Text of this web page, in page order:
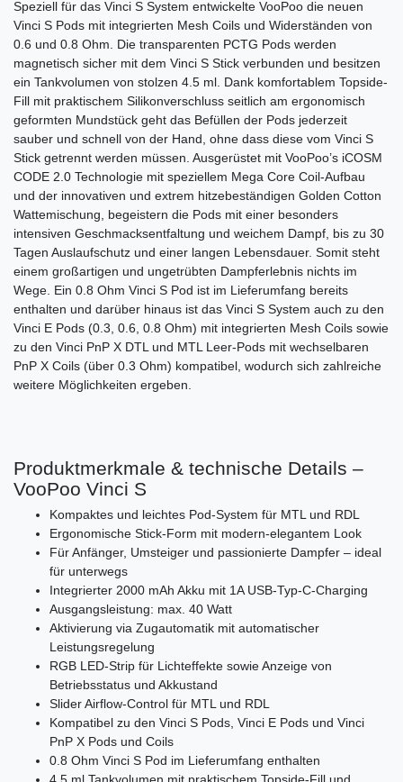
Speziell für das Vinci S System entwickelte VooPoo die neuen
Vinci S Pods mit integrierten Mesh Coils und Widerständen von
0.6 und 0.8 Ohm. Die transparenten PCTG Pods werden
magnetisch sicher mit dem Vinci S Stick verbunden und besitzen
ein Tankvolumen von stolzen 4.5 ml. Dank komfortablem Topside-
Fill mit praktischem Silikonverschluss seitlich am ergonomisch
geformten Mundstück geht das Befüllen der Pods jederzeit
sauber und schnell von der Hand, ohne dass diese vom Vinci S
Stick getrennt werden müssen. Ausgerüstet mit VooPoo’s iCOSM
CODE 2.0 Technologie mit speziellem Mega Core Coil-Aufbau
und der innovativen und extrem hitzebeständigen Golden Cotton
Wattemischung, begeistern die Pods mit einer besonders
intensiven Geschmacksentfaltung und weichem Dampf, bis zu 30
Tagen Auslaufschutz und einer langen Lebensdauer. Somit steht
einem großartigen und ungetrübten Dampferlebnis nichts im
Wege. Ein 0.8 Ohm Vinci S Pod ist im Lieferumfang bereits
enthalten und darüber hinaus ist das Vinci S System auch zu den
Vinci E Pods (0.3, 0.6, 0.8 Ohm) mit integrierten Mesh Coils sowie
zu den Vinci PnP X DTL und MTL Leer-Pods mit wechselbaren
PnP X Coils (über 0.3 Ohm) kompatibel, wodurch sich zahlreiche
weitere Möglichkeiten ergeben.
Produktmerkmale & technische Details –
VooPoo Vinci S
Kompaktes und leichtes Pod-System für MTL und RDL
Ergonomische Stick-Form mit modern-elegantem Look
Für Anfänger, Umsteiger und passionierte Dampfer – ideal
für unterwegs
Integrierter 2000 mAh Akku mit 1A USB-Typ-C-Charging
Ausgangsleistung: max. 40 Watt
Aktivierung via Zugautomatik mit automatischer
Leistungsregelung
RGB LED-Strip für Lichteffekte sowie Anzeige von
Betriebsstatus und Akkustand
Slider Airflow-Control für MTL und RDL
Kompatibel zu den Vinci S Pods, Vinci E Pods und Vinci
PnP X Pods und Coils
0.8 Ohm Vinci S Pod im Lieferumfang enthalten
4.5 ml Tankvolumen mit praktischem Topside-Fill und